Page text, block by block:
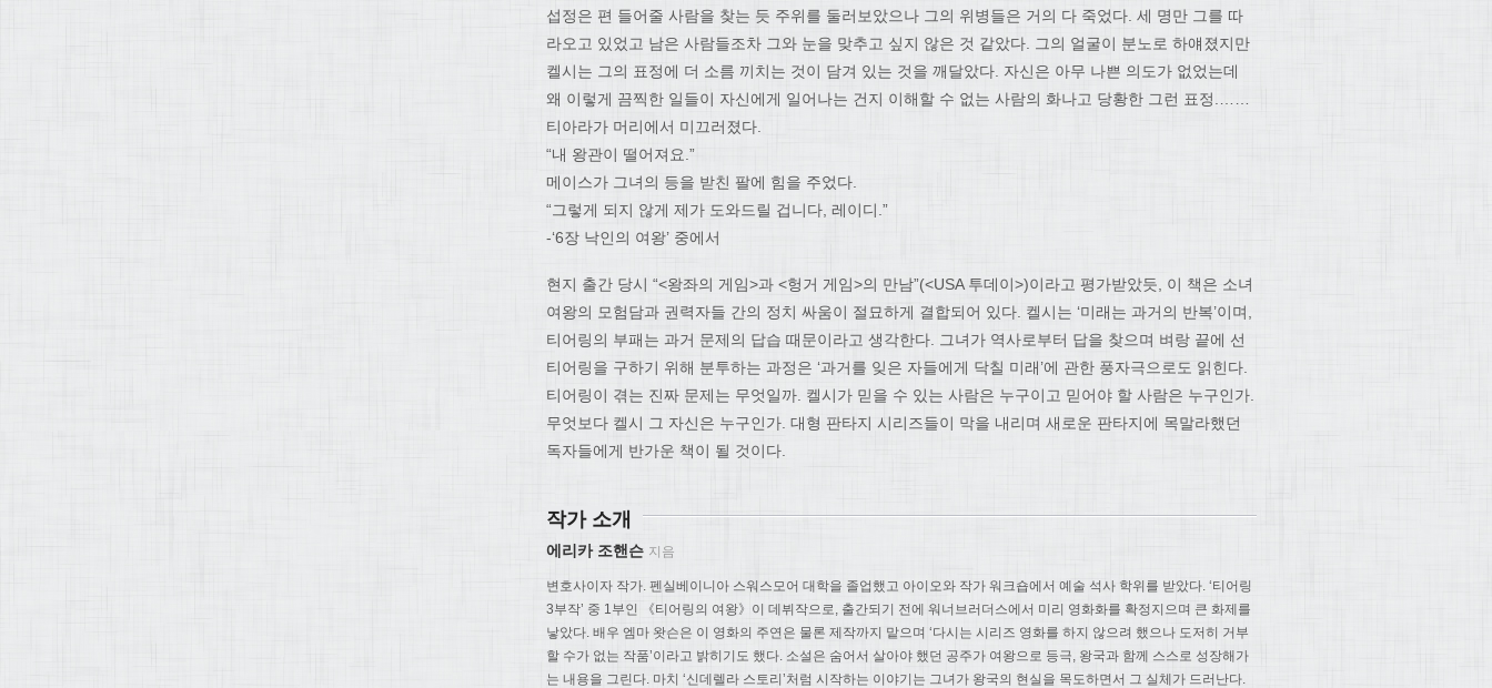
섭정은 편 들어줄 사람을 찾는 듯 주위를 둘러보았으나 그의 위병들은 거의 다 죽었다. 세 명만 그를 따
라오고 있었고 남은 사람들조차 그와 눈을 맞추고 싶지 않은 것 같았다. 그의 얼굴이 분노로 하얘졌지만
켈시는 그의 표정에 더 소름 끼치는 것이 담겨 있는 것을 깨달았다. 자신은 아무 나쁜 의도가 없었는데
왜 이렇게 끔찍한 일들이 자신에게 일어나는 건지 이해할 수 없는 사람의 화나고 당황한 그런 표정.……
티아라가 머리에서 미끄러졌다.
“내 왕관이 떨어져요.”
메이스가 그녀의 등을 받친 팔에 힘을 주었다.
“그렇게 되지 않게 제가 도와드릴 겁니다, 레이디.”
-‘6장 낙인의 여왕’ 중에서
현지 출간 당시 “<왕좌의 게임>과 <헝거 게임>의 만남”(<USA 투데이>)이라고 평가받았듯, 이 책은 소녀
여왕의 모험담과 권력자들 간의 정치 싸움이 절묘하게 결합되어 있다. 켈시는 ‘미래는 과거의 반복’이며,
티어링의 부패는 과거 문제의 답습 때문이라고 생각한다. 그녀가 역사로부터 답을 찾으며 벼랑 끝에 선
티어링을 구하기 위해 분투하는 과정은 ‘과거를 잊은 자들에게 닥칠 미래’에 관한 풍자극으로도 읽힌다.
티어링이 겪는 진짜 문제는 무엇일까. 켈시가 믿을 수 있는 사람은 누구이고 믿어야 할 사람은 누구인가.
무엇보다 켈시 그 자신은 누구인가. 대형 판타지 시리즈들이 막을 내리며 새로운 판타지에 목말라했던
독자들에게 반가운 책이 될 것이다.
작가 소개
에리카 조핸슨 지음
변호사이자 작가. 펜실베이니아 스워스모어 대학을 졸업했고 아이오와 작가 워크숍에서 예술 석사 학위를 받았다. ‘티어링
3부작’ 중 1부인 《티어링의 여왕》이 데뷔작으로, 출간되기 전에 워너브러더스에서 미리 영화화를 확정지으며 큰 화제를
낳았다. 배우 엠마 왓슨은 이 영화의 주연은 물론 제작까지 맡으며 ‘다시는 시리즈 영화를 하지 않으려 했으나 도저히 거부
할 수가 없는 작품’이라고 밝히기도 했다. 소설은 숨어서 살아야 했던 공주가 여왕으로 등극, 왕국과 함께 스스로 성장해가
는 내용을 그린다. 마치 ‘신데렐라 스토리’처럼 시작하는 이야기는 그녀가 왕국의 현실을 목도하면서 그 실체가 드러난다.